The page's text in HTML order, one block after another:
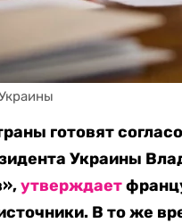
готовят
Украины
утверждает
В то же